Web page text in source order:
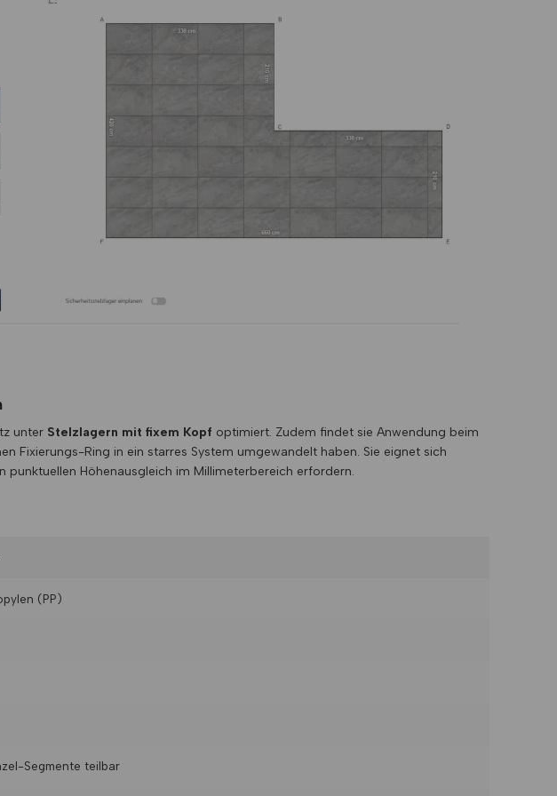
unter Stelzlagern mit fixem Kopf optimiert. Zudem findet sie Anwendung beim
Fixierungs-Ring in ein starres System umgewandelt haben. Sie eignet sich
punktuellen Höhenausgleich im Millimeterbereich erfordern.
(PP)
Segmente teilbar